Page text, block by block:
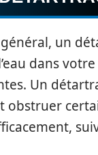
un
dans
Un
obstruer